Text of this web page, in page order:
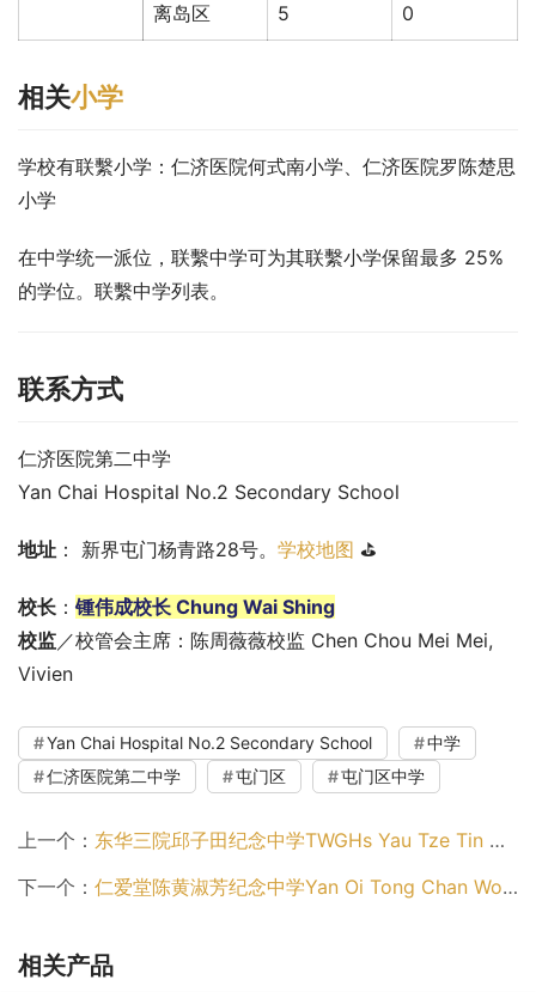
离岛区 5 0
相关小学
学校有联繫小学：仁济医院何式南小学、仁济医院罗陈楚思
小学
在中学统一派位，联繫中学可为其联繫小学保留最多 25%
的学位。联繫中学列表。
联系方式
仁济医院第二中学
Yan Chai Hospital No.2 Secondary School
地址 ： 新界屯门杨青路28号。 学校地图 ⛳
校长 ： 锺伟成校长 Chung Wai Shing
校监／校管会主席：陈周薇薇校监 Chen Chou Mei Mei,
Vivien
Yan Chai Hospital No.2 Secondary School
中学
仁济医院第二中学
屯门区 屯门区中学
上一个： 东华三院邱子田纪念中学TWGHs Yau Tze Tin Memorial College（屯门区中学）
下一个： 仁爱堂陈黄淑芳纪念中学Yan Oi Tong Chan Wong Suk Fong Memorial Secondary School（屯门区中学）
相关产品